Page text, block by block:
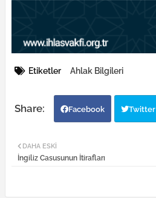
Etiketler Ahlak Bilgileri
Facebook Twitter
DAHA ESKI
İngiliz Casusunun İtirafları